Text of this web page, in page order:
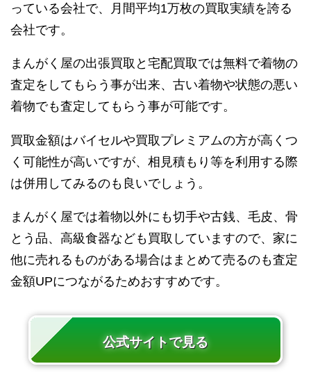
っている会社で、月間平均1万枚の買取実績を誇る
会社です。
まんがく屋の出張買取と宅配買取では無料で着物の
査定をしてもらう事が出来、古い着物や状態の悪い
着物でも査定してもらう事が可能です。
買取金額はバイセルや買取プレミアムの方が高くつ
く可能性が高いですが、相見積もり等を利用する際
は併用してみるのも良いでしょう。
まんがく屋では着物以外にも切手や古銭、毛皮、骨
とう品、高級食器なども買取していますので、家に
他に売れるものがある場合はまとめて売るのも査定
金額UPにつながるためおすすめです。
公式サイトで見る